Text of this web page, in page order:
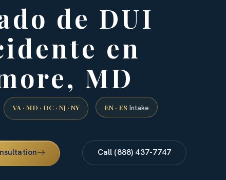
de DUI
en
MD
VA · MD · DC · NJ · NY EN · ES Intake
Call (888) 437-7747